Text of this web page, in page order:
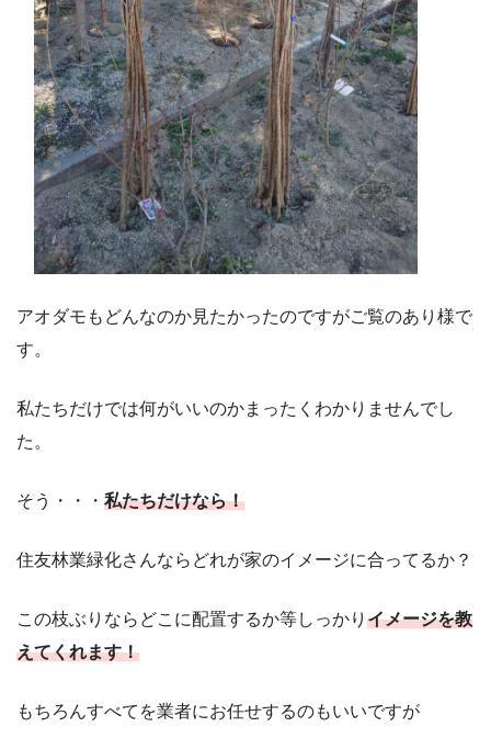
アオダモもどんなのか見たかったのですがご覧のあり様で
す。
私たちだけでは何がいいのかまったくわかりませんでし
た。
そう・・・ 私たちだけなら！
住友林業緑化さんならどれが家のイメージに合ってるか？
この枝ぶりならどこに配置するか等しっかり イメージを教
えてくれます！
もちろんすべてを業者にお任せするのもいいですが